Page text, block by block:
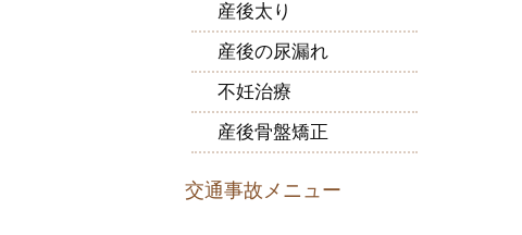
産後太り
産後の尿漏れ
不妊治療
産後骨盤矯正
交通事故メニュー